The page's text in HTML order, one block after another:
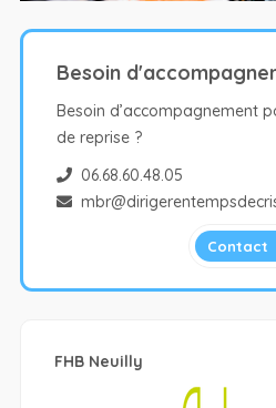
Besoin
Besoin d’accompagnement
de reprise ?
06.68.60.48.05
Contact
FHB Neuilly